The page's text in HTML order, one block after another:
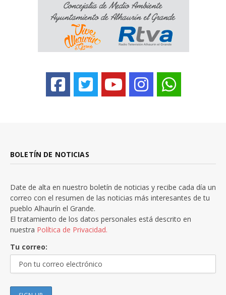
BOLETÍN DE NOTICIAS
Date de alta en nuestro boletín de noticias y recibe cada día un
correo con el resumen de las noticias más interesantes de tu
pueblo Alhaurín el Grande.
El tratamiento de los datos personales está descrito en
nuestra Política de Privacidad.
Tu correo: